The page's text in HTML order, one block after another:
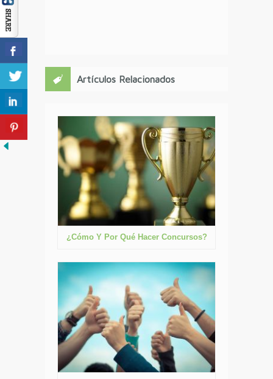
Artículos Relacionados
¿Cómo Y Por Qué Hacer Concursos?